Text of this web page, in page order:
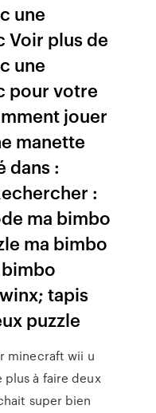
une
Voir plus de
une
pour votre
jouer
manette
dans :
:
ma bimbo
ma bimbo
tapis
puzzle
minecraft wii u
plus à faire deux
super bien